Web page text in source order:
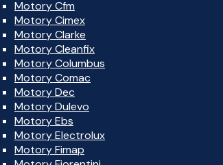
Motory Cfm
Motory Cimex
Motory Clarke
Motory Cleanfix
Motory Columbus
Motory Comac
Motory Dec
Motory Dulevo
Motory Ebs
Motory Electrolux
Motory Fimap